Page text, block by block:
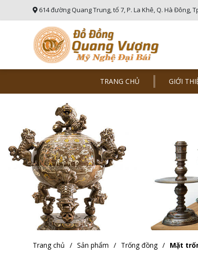
614 đường Quang Trung, tổ 7, P. La Khê, Q. Hà Đông,
TRANG CHỦ GIỚI
Trang chủ Sản phẩm Trống đồng Mặt